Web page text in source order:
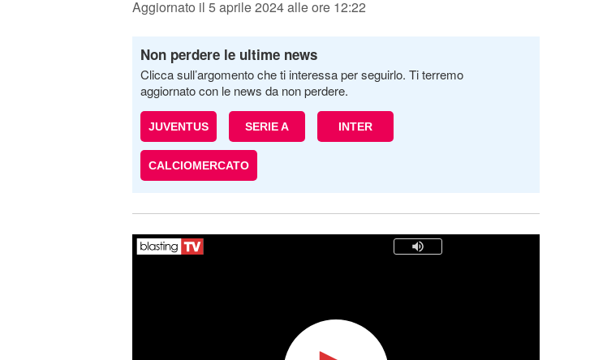
Aggiornato il 5 aprile 2024 alle ore 12:22
Non perdere le ultime news
Clicca sull’argomento che ti interessa per seguirlo. Ti terremo
aggiornato con le news da non perdere.
JUVENTUS SERIE A INTER
CALCIOMERCATO